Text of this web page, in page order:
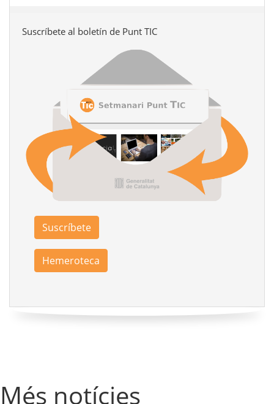
Suscríbete al boletín de Punt TIC
Suscríbete
Hemeroteca
Més notícies